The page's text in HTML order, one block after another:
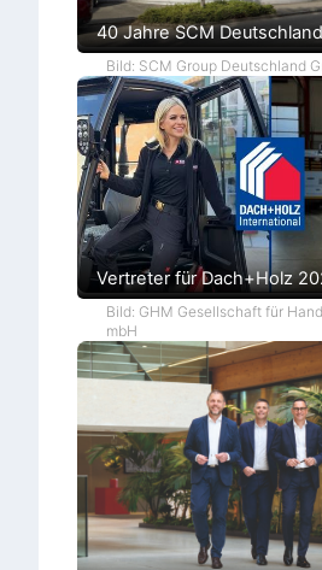
40 Jahre SCM Deutschland
Bild: SCM Group Deutschland
Vertreter für Dach+Holz
Bild: GHM Gesellschaft für
mbH